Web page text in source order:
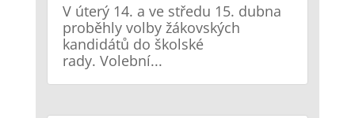
V úterý 14. a ve středu 15. dubna
proběhly volby žákovských
kandidátů do školské
rady. Volební...